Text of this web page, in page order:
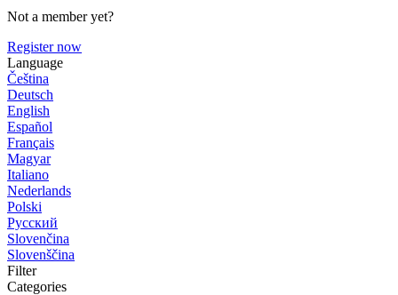
Not a member yet?
Register now
Language
Čeština
Deutsch
English
Español
Français
Magyar
Italiano
Nederlands
Polski
Русский
Slovenčina
Slovenščina
Filter
Categories